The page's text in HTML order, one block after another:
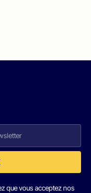
que vous acceptez nos